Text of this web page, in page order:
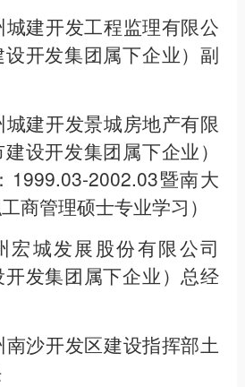
建开发工程监理有限公
开发集团属下企业）副
建开发景城房地产有限
设开发集团属下企业）
1999.03-2002.03暨南大
商管理硕士专业学习）
宏城发展股份有限公司
开发集团属下企业）总经
沙开发区建设指挥部土